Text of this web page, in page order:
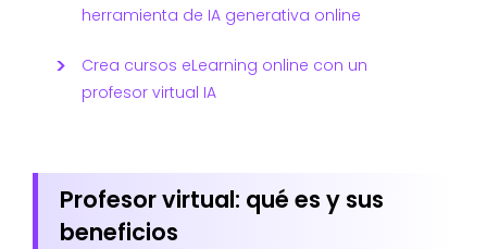
herramienta de IA generativa online
Crea cursos eLearning online con un
profesor virtual IA
Profesor virtual: qué es y sus
beneficios